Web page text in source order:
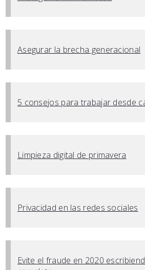
Asegurar la brecha generacional
5 consejos para trabajar desde
Limpieza digital de primavera
Privacidad en las redes sociales
Evite el fraude en 2020